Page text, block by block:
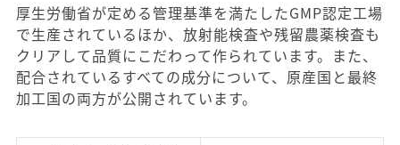
厚生労働省が定める管理基準を満たしたGMP認定工場
で生産されているほか、放射能検査や残留農薬検査も
クリアして品質にこだわって作られています。また、
配合されているすべての成分について、原産国と最終
加工国の両方が公開されています。